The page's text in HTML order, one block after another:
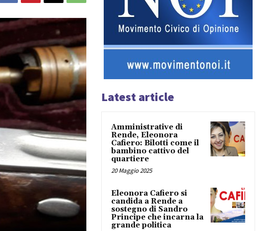
Latest article
Amministrative di
Rende, Eleonora
Cafiero: Bilotti come il
bambino cattivo del
quartiere
20 Maggio 2025
Eleonora Cafiero si
candida a Rende a
sostegno di Sandro
Principe che incarna la
grande politica